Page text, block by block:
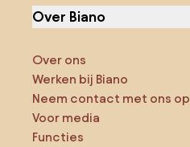
Over Biano
Over ons
Werken bij Biano
Neem contact met ons op
Voor media
Functies